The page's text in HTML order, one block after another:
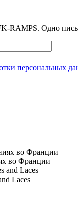
RAMPS. Одно
персональных
во Франции
Laces